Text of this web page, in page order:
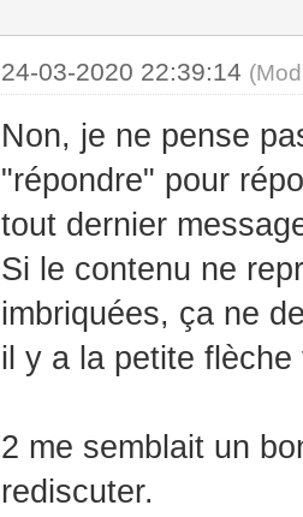
24-03-2020 22:39:14
Non, je ne pense
"répondre" pour
tout dernier
Si le contenu ne
imbriquées, ça ne
il y a la petite
2 me semblait un
rediscuter.